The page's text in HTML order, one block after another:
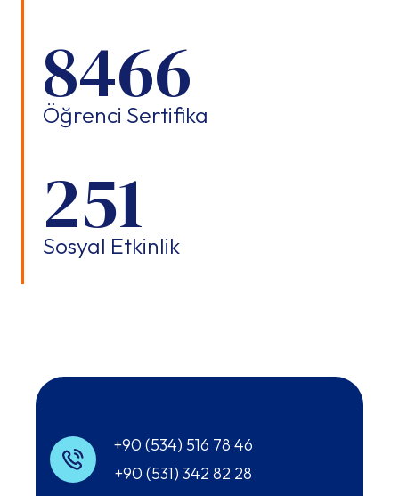
12134
Öğrenci Sertifika
359
Sosyal Etkinlik
+90 (534) 516 78 46
+90 (531) 342 82 28